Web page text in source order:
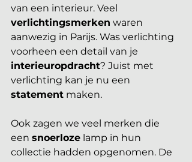
van een interieur. Veel
verlichtingsmerken waren
aanwezig in Parijs. Was verlichting
voorheen een detail van je
interieuropdracht? Juist met
verlichting kan je nu een
statement maken.
Ook zagen we veel merken die
een snoerloze lamp in hun
collectie hadden opgenomen. De